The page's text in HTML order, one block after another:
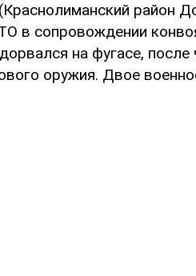
район
в сопровождении
на фугасе,
оружия. Двое